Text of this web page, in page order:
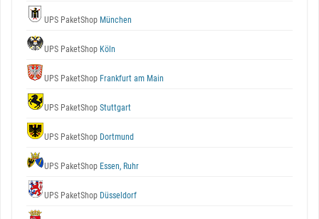
UPS PaketShop München
UPS PaketShop Köln
UPS PaketShop Frankfurt am Main
UPS PaketShop Stuttgart
UPS PaketShop Dortmund
UPS PaketShop Essen, Ruhr
UPS PaketShop Düsseldorf